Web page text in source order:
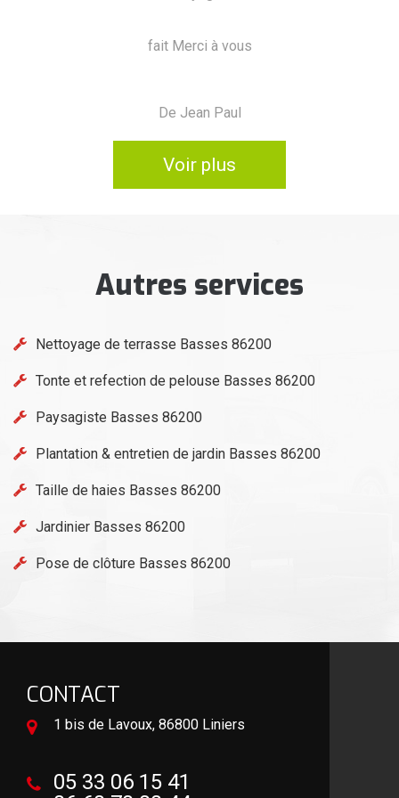
Voir plus
Autres services
Nettoyage de terrasse Basses 86200
Tonte et refection de pelouse Basses 86200
Paysagiste Basses 86200
Plantation & entretien de jardin Basses 86200
Taille de haies Basses 86200
Jardinier Basses 86200
Pose de clôture Basses 86200
CONTACT
1 bis de Lavoux, 86800 Liniers
05 33 06 15 41